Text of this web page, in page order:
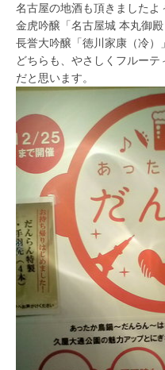
名古屋の地酒も頂きましたよ
金虎吟醸「名古屋城 本丸御殿
長誉大吟醸「徳川家康（冷）」
どちらも、やさしくフルー
だと思います。